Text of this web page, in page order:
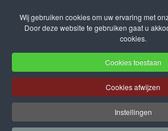
Wij gebruiken cookies om uw ervaring met
Door deze website te gebruiken gaat u
cookies.
Cookies toestaan
Cookies afwijzen
Instellingen
Terug naar hoofdinhoud